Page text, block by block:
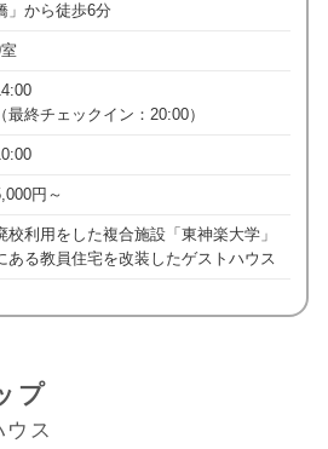
」から徒歩6分
（最終チェックイン：20:00）
円～
校利用をした複合施設「東神楽大学」
ある教員住宅を改装したゲストハウス
プ
ス